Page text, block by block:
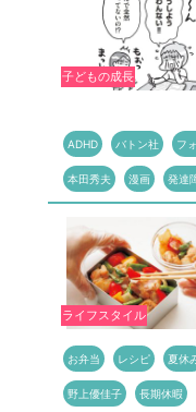
子どもの成長
ADHD バトン社 フ
本田秀夫 漫画 発達
ライフスタイル
お弁当 レシピ 夏休
野上優佳子 長期休暇